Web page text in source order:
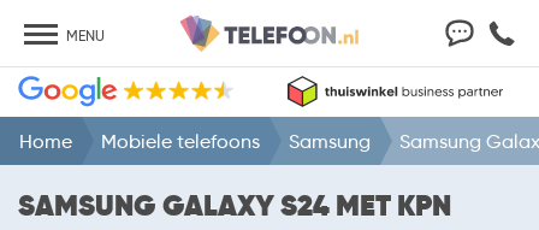
MENU
Home Mobiele telefoons Samsung Samsung
SAMSUNG GALAXY S24 MET KPN